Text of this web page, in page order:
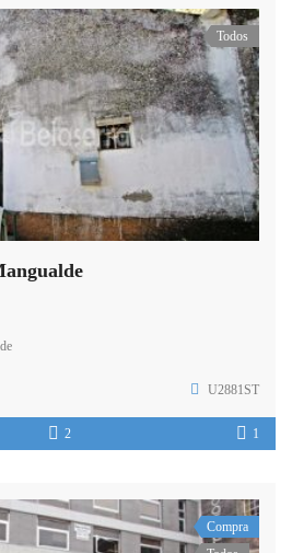
Todos
U2881ST
2 1
Compra